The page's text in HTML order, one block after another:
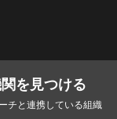
関を見つける
チと連携している組織